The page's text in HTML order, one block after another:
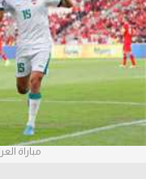
آراء حرة
ركن الألعاب
أمريكا 2026
مباراة